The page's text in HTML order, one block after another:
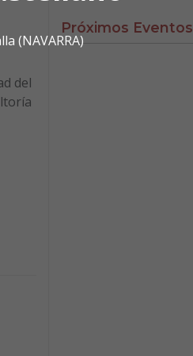
(NAVARRA)
del
Próximos Eventos